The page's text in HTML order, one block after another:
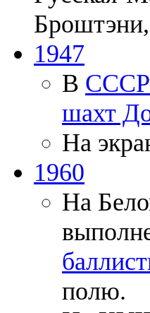
1947
В СССР
шахт
На
1960
На
полю.